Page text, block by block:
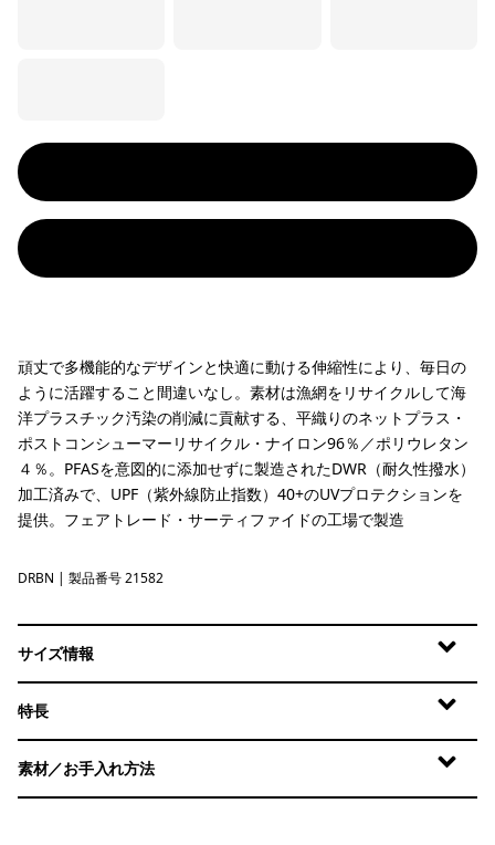
頑丈で多機能的なデザインと快適に動ける伸縮性により、毎日の
ように活躍すること間違いなし。素材は漁網をリサイクルして海
洋プラスチック汚染の削減に貢献する、平織りのネットプラス・
ポストコンシューマーリサイクル・ナイロン96％／ポリウレタン
４％。PFASを意図的に添加せずに製造されたDWR（耐久性撥水）
加工済みで、UPF（紫外線防止指数）40+のUVプロテクションを
提供。フェアトレード・サーティファイドの工場で製造
Deer Brown
DRBN | 製品番号 21582
サイズ情報
特長
素材／お手入れ方法